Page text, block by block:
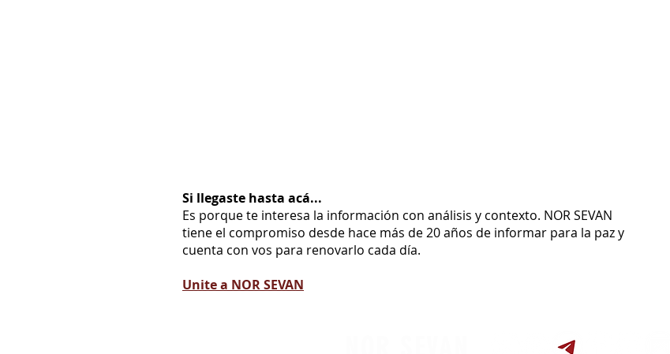
Si llegaste hasta acá...
Es porque te interesa la información con análisis y contexto. NOR SEVAN
tiene el compromiso desde hace más de 20 años de informar para la paz y
cuenta con vos para renovarlo cada día.
Unite a NOR SEVAN